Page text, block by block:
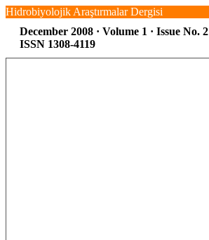
Hidrobiyolojik Araştırmalar Dergisi
December 2008 · Volume 1 · Issue No. 2
ISSN 1308-4119